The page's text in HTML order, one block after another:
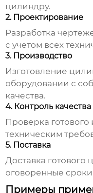
цилиндру.
2. Проектирование
Разработка
с учетом всех
3. Производство
Изготовление
оборудовании с
качества.
4. Контроль качества
Проверка готового
техническим
5. Поставка
Доставка готового
оговоренные
Примеры